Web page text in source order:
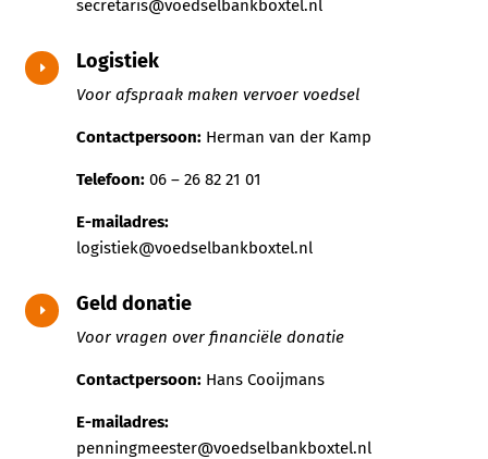
secretaris@voedselbankboxtel.nl
E Logistiek
Voor afspraak maken vervoer voedsel
Contactpersoon:Herman van der Kamp
Telefoon: 06 – 26 82 21 01
E-mailadres:
logistiek@voedselbankboxtel.nl
E Geld donatie
Voor vragen over financiële donatie
Contactpersoon:Hans Cooijmans
E-mailadres:
penningmeester@voedselbankboxtel.nl